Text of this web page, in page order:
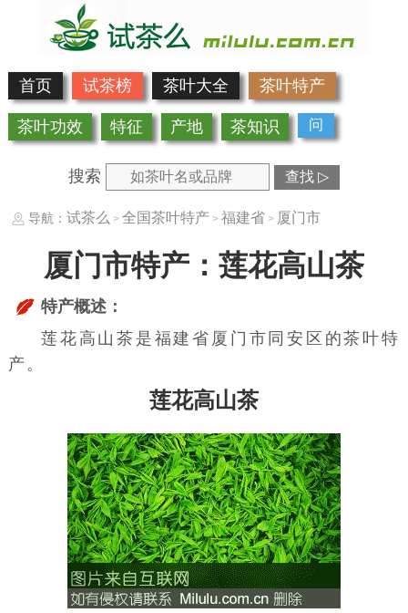
首页 试茶榜 茶叶大全 茶叶特产
茶叶功效 特征 产地 茶知识 问
搜索 查找 ▷
导航： 试茶么 > 全国茶叶特产 > 福建省 > 厦门市
厦门市特产：莲花高山茶
特产概述：
莲花高山茶是福建省厦门市同安区的茶叶特
产。
莲花高山茶